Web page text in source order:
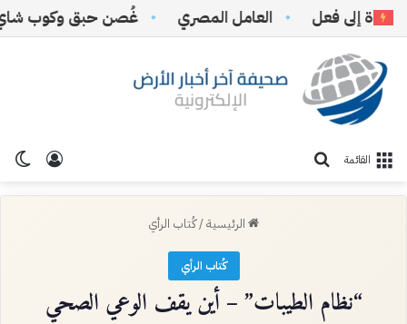
إلى فعل ‏العامل المصري غُصن حبق وكوب شاي
تسجيل القائمة
الرئيسية/كُتاب الرأي
كُتاب الرأي
“نظام الطيبات” – أين يقف الوعي الصحي